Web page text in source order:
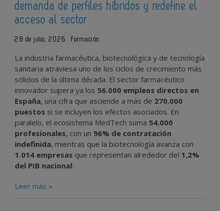
demanda de perfiles híbridos y redefine el
acceso al sector
28 de julio, 2026 Formación
La industria farmacéutica, biotecnológica y de tecnología
sanitaria atraviesa uno de los ciclos de crecimiento más
sólidos de la última década. El sector farmacéutico
innovador supera ya los 56.000 empleos directos en
España, una cifra que asciende a más de 270.000
puestos si se incluyen los efectos asociados. En
paralelo, el ecosistema MedTech suma 54.000
profesionales, con un 96% de contratación
indefinida, mientras que la biotecnología avanza con
1.014 empresas que representan alrededor del 1,2%
del PIB nacional.
Leer más »